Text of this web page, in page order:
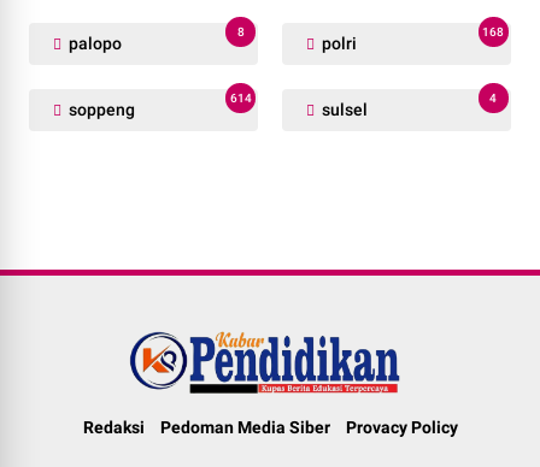
palopo
8
polri
168
soppeng
614
sulsel
4
Redaksi Pedoman Media Siber Provacy Policy